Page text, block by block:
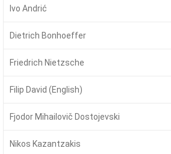
Ivo Andrić
Dietrich Bonhoeffer
Friedrich Nietzsche
Filip David (English)
Fjodor Mihailovič Dostojevski
Nikos Kazantzakis